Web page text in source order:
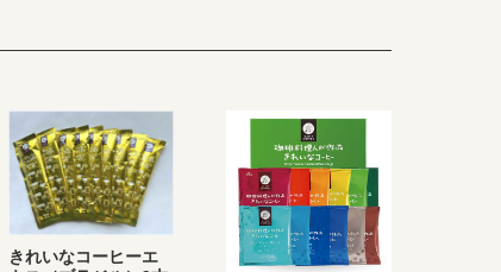
きれいなコーヒーエ